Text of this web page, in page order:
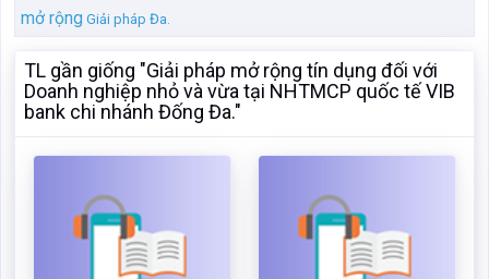
mở rộng Giải pháp Đa.
TL gần giống "Giải pháp mở rộng tín dụng đối với
Doanh nghiệp nhỏ và vừa tại NHTMCP quốc tế VIB
bank chi nhánh Đống Đa."